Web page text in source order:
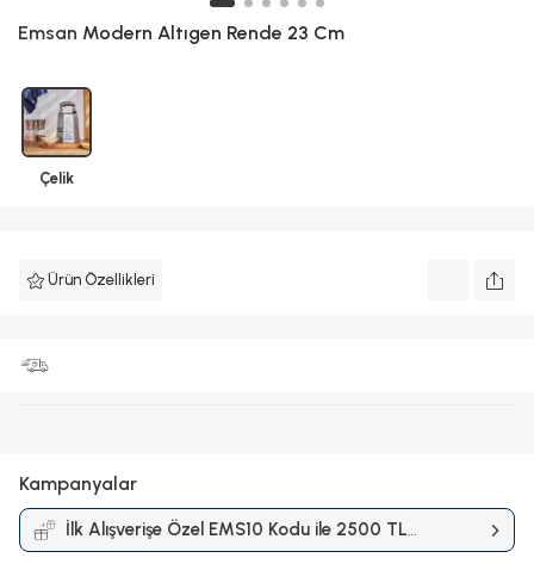
Emsan Modern Altıgen Rende 23 Cm
Çelik
Ürün Özellikleri
Kampanyalar
İlk Alışverişe Özel EMS10 Kodu ile 2500 TL
ve Üzerine %10 İndirimKampanyası